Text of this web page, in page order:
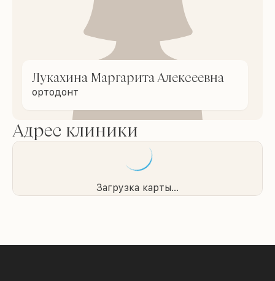
Лукахина Маргарита Алексеевна
ортодонт
Адрес клиники
Загрузка карты...